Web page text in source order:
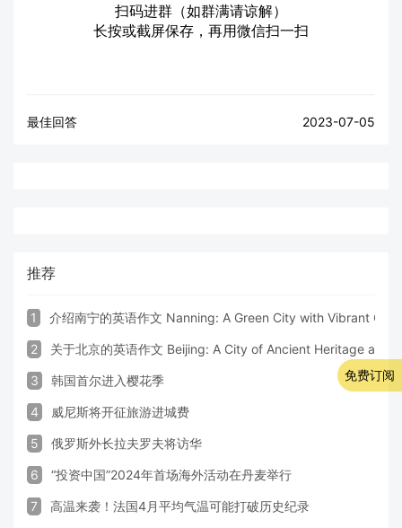
扫码进群（如群满请谅解）
长按或截屏保存，再用微信扫一扫
最佳回答 2023-07-05
推荐
1 介绍南宁的英语作文 Nanning: A Green City with Vibrant
2 关于北京的英语作文 Beijing: A City of Ancient Heritage and
3 韩国首尔进入樱花季
4 威尼斯将开征旅游进城费
5 俄罗斯外长拉夫罗夫将访华
6 “投资中国”2024年首场海外活动在丹麦举行
7 高温来袭！法国4月平均气温可能打破历史纪录
免费订阅